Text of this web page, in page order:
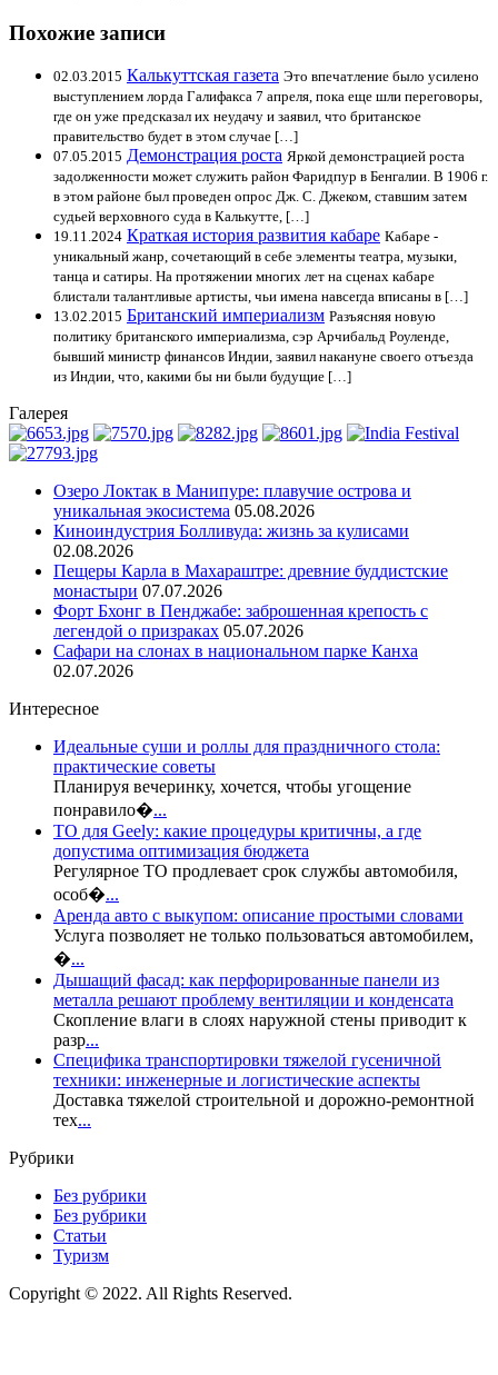
Похожие записи
02.03.2015 Калькуттская газета Это впечатление было усилено
выступлением лорда Галифакса 7 апреля, пока еще шли переговоры,
где он уже предсказал их неудачу и заявил, что британское
правительство будет в этом случае […]
07.05.2015 Демонстрация роста Яркой демонстрацией роста
задолженности может служить район Фаридпур в Бенгалии. В 1906 г.
в этом районе был проведен опрос Дж. С. Джеком, ставшим затем
судьей верховного суда в Калькутте, […]
19.11.2024 Краткая история развития кабаре Кабаре -
уникальный жанр, сочетающий в себе элементы театра, музыки,
танца и сатиры. На протяжении многих лет на сценах кабаре
блистали талантливые артисты, чьи имена навсегда вписаны в […]
13.02.2015 Британский империализм Разъясняя новую
политику британского империализма, сэр Арчибальд Роуленде,
бывший министр финансов Индии, заявил накануне своего отъезда
из Индии, что, какими бы ни были будущие […]
Галерея
Озеро Локтак в Манипуре: плавучие острова и
уникальная экосистема 05.08.2026
Киноиндустрия Болливуда: жизнь за кулисами
02.08.2026
Пещеры Карла в Махараштре: древние буддистские
монастыри 07.07.2026
Форт Бхонг в Пенджабе: заброшенная крепость с
легендой о призраках 05.07.2026
Сафари на слонах в национальном парке Канха
02.07.2026
Интересное
Идеальные суши и роллы для праздничного стола:
практические советы
Планируя вечеринку, хочется, чтобы угощение
понравило�...
ТО для Geely: какие процедуры критичны, а где
допустима оптимизация бюджета
Регулярное ТО продлевает срок службы автомобиля,
особ�...
Аренда авто с выкупом: описание простыми словами
Услуга позволяет не только пользоваться автомобилем,
�...
Дышащий фасад: как перфорированные панели из
металла решают проблему вентиляции и конденсата
Скопление влаги в слоях наружной стены приводит к
разр...
Специфика транспортировки тяжелой гусеничной
техники: инженерные и логистические аспекты
Доставка тяжелой строительной и дорожно-ремонтной
тех...
Рубрики
Без рубрики
Без рубрики
Статьи
Туризм
Copyright © 2022. All Rights Reserved.